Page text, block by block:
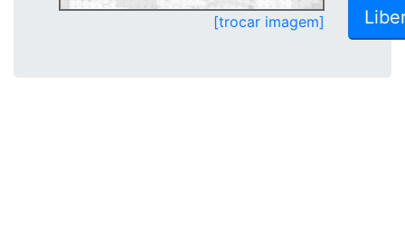
[trocar imagem]